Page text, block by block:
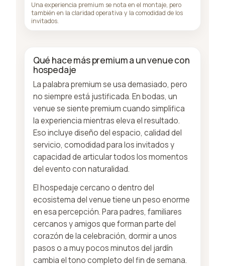
Una experiencia premium se nota en el montaje, pero
también en la claridad operativa y la comodidad de los
invitados.
Qué hace más premium a un venue con
hospedaje
La palabra premium se usa demasiado, pero
no siempre está justificada. En bodas, un
venue se siente premium cuando simplifica
la experiencia mientras eleva el resultado.
Eso incluye diseño del espacio, calidad del
servicio, comodidad para los invitados y
capacidad de articular todos los momentos
del evento con naturalidad.
El hospedaje cercano o dentro del
ecosistema del venue tiene un peso enorme
en esa percepción. Para padres, familiares
cercanos y amigos que forman parte del
corazón de la celebración, dormir a unos
pasos o a muy pocos minutos del jardín
cambia el tono completo del fin de semana.